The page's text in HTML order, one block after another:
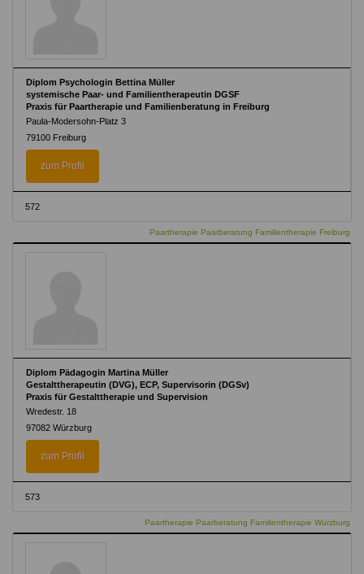
Diplom Psychologin Bettina Müller
systemische Paar- und Familientherapeutin DGSF
Praxis für Paartherapie und Familienberatung in Freiburg
Paula-Modersohn-Platz 3
79100 Freiburg
zum Profil
572
Paartherapie Paarberatung Familientherapie Freiburg
Diplom Pädagogin Martina Müller
Gestalttherapeutin (DVG), ECP, Supervisorin (DGSv)
Praxis für Gestalttherapie und Supervision
Wredestr. 18
97082 Würzburg
zum Profil
573
Paartherapie Paarberatung Familientherapie Würzburg